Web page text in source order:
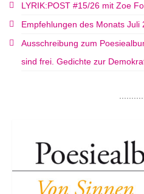
LYRIK:POST #15/26 mit Zoe
Empfehlungen des Monats Juli
Ausschreibung zum
sind frei. Gedichte zur